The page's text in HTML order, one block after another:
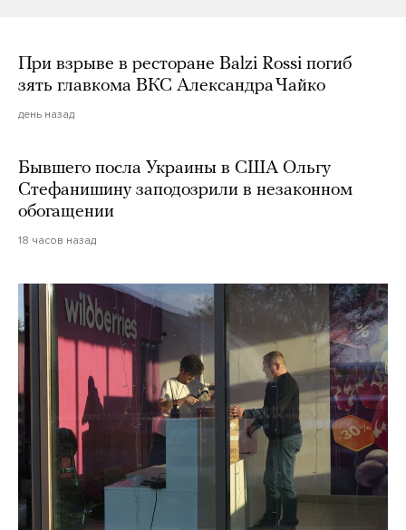
При взрыве в ресторане Balzi Rossi погиб
зять главкома ВКС Александра Чайко
день назад
Бывшего посла Украины в США Ольгу
Стефанишину заподозрили в незаконном
обогащении
18 часов назад